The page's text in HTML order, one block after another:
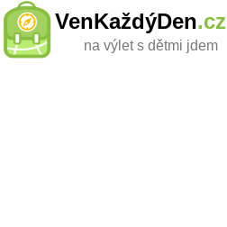
VenKaždýDen.cz
na výlet s dětmi jdem